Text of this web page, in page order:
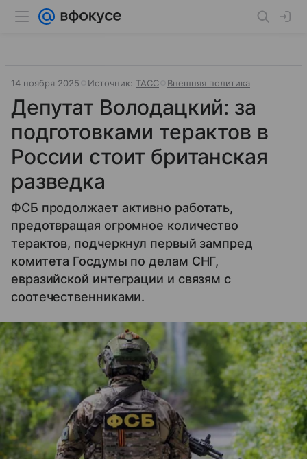
14 ноября 2025 Источник: ТАСС Внешняя политика
Депутат Володацкий: за
подготовками терактов в
России стоит британская
разведка
ФСБ продолжает активно работать,
предотвращая огромное количество
терактов, подчеркнул первый зампред
комитета Госдумы по делам СНГ,
евразийской интеграции и связям с
соотечественниками.